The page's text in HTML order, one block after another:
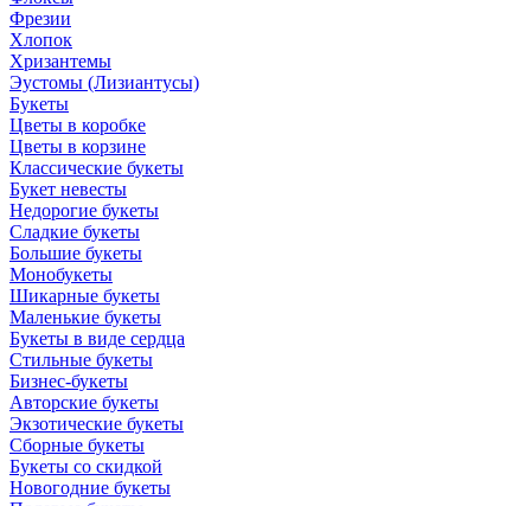
Фрезии
Хлопок
Хризантемы
Эустомы (Лизиантусы)
Букеты
Цветы в коробке
Цветы в корзине
Классические букеты
Букет невесты
Недорогие букеты
Сладкие букеты
Большие букеты
Монобукеты
Шикарные букеты
Маленькие букеты
Букеты в виде сердца
Стильные букеты
Бизнес-букеты
Авторские букеты
Экзотические букеты
Сборные букеты
Букеты со скидкой
Новогодние букеты